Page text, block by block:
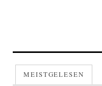
MEISTGELESEN